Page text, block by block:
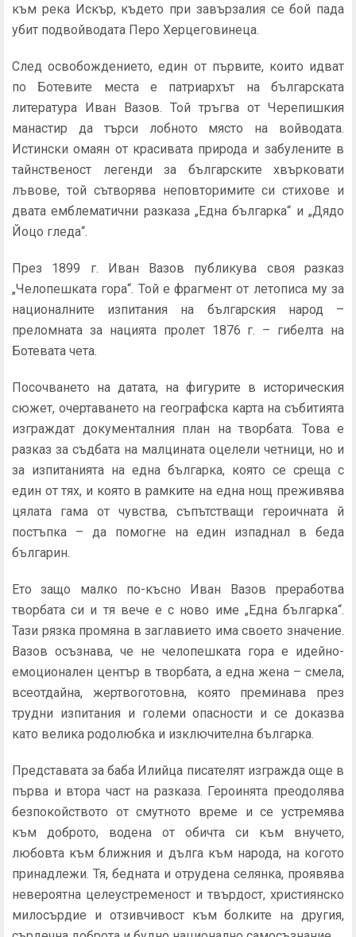
към река Искър, където при завързалия се бой пада
убит подвойводата Перо Херцеговинеца.
След освобождението, един от първите, които идват
по Ботевите места е патриархът на българската
литература Иван Вазов. Той тръгва от Черепишкия
манастир да търси лобното място на войводата.
Истински омаян от красивата природа и забулените в
тайнственост легенди за българските хвърковати
лъвове, той сътворява неповторимите си стихове и
двата емблематични разказа „Една българка“ и „Дядо
Йоцо гледа“.
През 1899 г. Иван Вазов публикува своя разказ
„Челопешката гора“. Той е фрагмент от летописа му за
националните изпитания на българския народ –
преломната за нацията пролет 1876 г. – гибелта на
Ботевата чета.
Посочването на датата, на фигурите в историческия
сюжет, очертаването на географска карта на събитията
изграждат документалния план на творбата. Това е
разказ за съдбата на малцината оцелели четници, но и
за изпитанията на една българка, която се среща с
един от тях, и която в рамките на една нощ преживява
цялата гама от чувства, съпътстващи героичната й
постъпка – да помогне на един изпаднал в беда
българин.
Ето защо малко по-късно Иван Вазов преработва
творбата си и тя вече е с ново име „Една българка“.
Тази рязка промяна в заглавието има своето значение.
Вазов осъзнава, че не челопешката гора е идейно-
емоционален център в творбата, а една жена – смела,
всеотдайна, жертвоготовна, която преминава през
трудни изпитания и големи опасности и се доказва
като велика родолюбка и изключителна българка.
Представата за баба Илийца писателят изгражда още в
първа и втора част на разказа. Героинята преодолява
безпокойството от смутното време и се устремява
към доброто, водена от обичта си към внучето,
любовта към ближния и дълга към народа, на когото
принадлежи. Тя, бедната и отрудена селянка, проявява
невероятна целеустременост и твърдост, християнско
милосърдие и отзивчивост към болките на другия,